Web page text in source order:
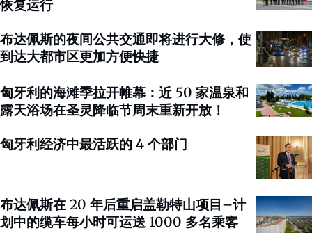
恢复运行
布达佩斯的夜间公共交通即将进行大修，使
到达大都市区更加方便快捷
匈牙利的海滩季拉开帷幕：近 50 家温泉和
露天浴场在圣灵降临节周末重新开放！
匈牙利经济中最活跃的 4 个部门
布达佩斯在 20 年后重启盖勒特山项目–计
划中的缆车每小时可运送 1000 多名乘客